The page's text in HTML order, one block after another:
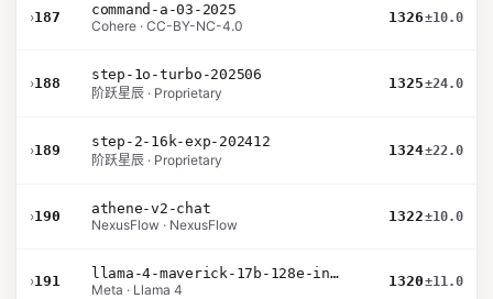
›187
command-a-03-2025
Cohere · CC-BY-NC-4.0
1326±10.0
›188
step-1o-turbo-202506
阶跃星辰 · Proprietary
1325±24.0
›189
step-2-16k-exp-202412
阶跃星辰 · Proprietary
1324±22.0
›190
athene-v2-chat
NexusFlow · NexusFlow
1322±10.0
›191
llama-4-maverick-17b-128e-instruct
Meta · Llama 4
1320±11.0